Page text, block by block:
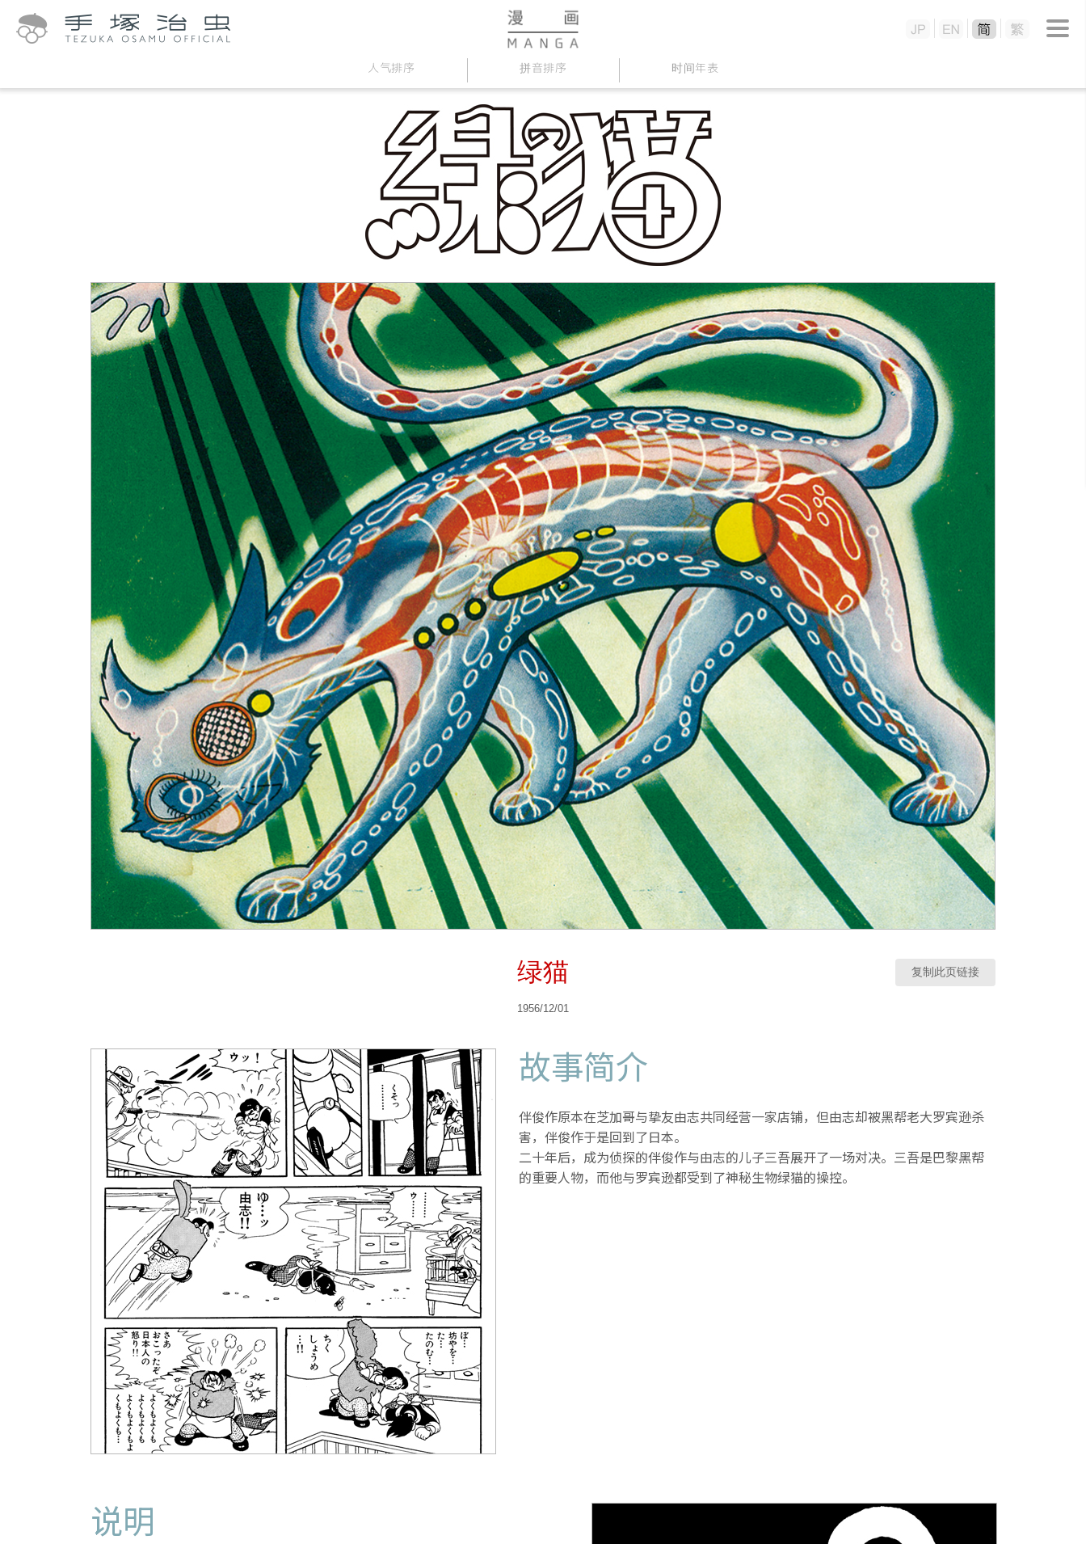
人气排序 拼音排序 时间年表
绿猫
1956/12/01
复制此页链接
故事简介
伴俊作原本在芝加哥与挚友由志共同经营一家店铺，但由志却被黑帮老大罗宾逊杀
害，伴俊作于是回到了日本。
二十年后，成为侦探的伴俊作与由志的儿子三吾展开了一场对决。三吾是巴黎黑帮
的重要人物，而他与罗宾逊都受到了神秘生物绿猫的操控。
说明